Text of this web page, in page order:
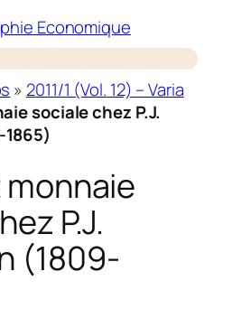
Economique
» 2011/1 (Vol. 12) – Varia
sociale chez P.J.
P.J.
(1809-